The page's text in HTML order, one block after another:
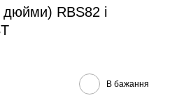
дюйми) RBS82 і
В бажання